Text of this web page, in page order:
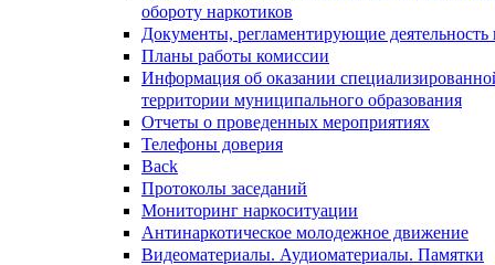
обороту наркотиков
Документы, регламентирующие деятельность
Планы работы комиссии
Информация об оказании
территории муниципального образования
Отчеты о проведенных мероприятиях
Телефоны доверия
Back
Протоколы заседаний
Мониторинг наркоситуации
Антинаркотическое молодежное движение
Видеоматериалы. Аудиоматериалы. Памятки